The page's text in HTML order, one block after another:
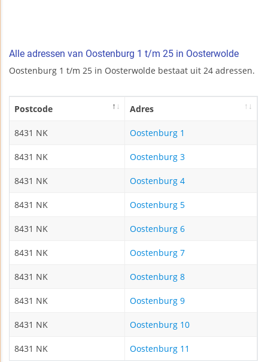
Alle adressen van Oostenburg 1 t/m 25 in Oosterwolde
Oostenburg 1 t/m 25 in Oosterwolde bestaat uit 24 adressen.
Postcode Adres
8431 NK Oostenburg 1
8431 NK Oostenburg 3
8431 NK Oostenburg 4
8431 NK Oostenburg 5
8431 NK Oostenburg 6
8431 NK Oostenburg 7
8431 NK Oostenburg 8
8431 NK Oostenburg 9
8431 NK Oostenburg 10
8431 NK Oostenburg 11